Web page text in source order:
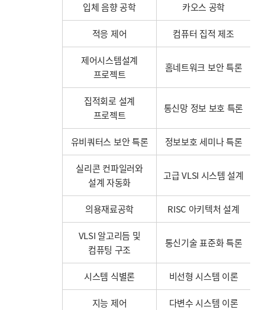
입체 음향 공학 카오스 공학
적응 제어 컴퓨터 집적 제조
제어시스템설계
프로젝트
홈네트워크 보안 특론
집적회로 설계
프로젝트
통신망 정보 보호 특론
유비쿼터스 보안 특론 정보보호 세미나 특론
실리콘 컨파일러와
설계 자동화
고급 VLSI 시스템 설계
의용재료공학 RISC 아키텍처 설계
VLSI 알고리듬 및
컴퓨팅 구조
통신기술 표준화 특론
시스템 식별론 비선형 시스템 이론
지능 제어 다변수 시스템 이론